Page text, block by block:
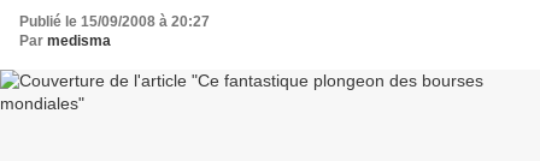
Publié le 15/09/2008 à 20:27
Par medisma